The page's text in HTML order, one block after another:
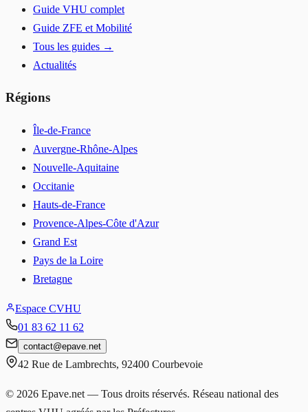
Guide VHU complet
Guide ZFE et Mobilité
Tous les guides →
Actualités
Régions
Île-de-France
Auvergne-Rhône-Alpes
Nouvelle-Aquitaine
Occitanie
Hauts-de-France
Provence-Alpes-Côte d'Azur
Grand Est
Pays de la Loire
Bretagne
Espace CVHU
01 83 62 11 62
contact@epave.net
42 Rue de Lambrechts, 92400 Courbevoie
© 2026 Epave.net — Tous droits réservés. Réseau national des